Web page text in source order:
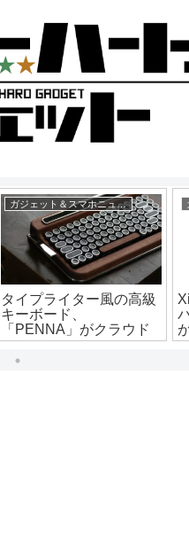
ガジェット＆スマホニュース
タイプライター風の高級
キーボード、
「PENNA」がクラウド
ファンディングサイト
CAMPFIREで支援受付中